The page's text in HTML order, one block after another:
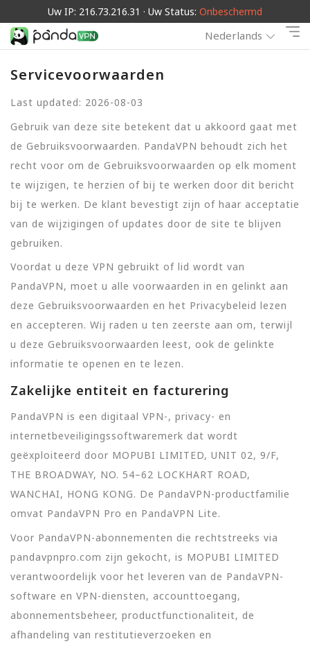
Uw IP: 216.73.216.31 · Uw Status: Onbeschermd
Nederlands
Servicevoorwaarden
Last updated: 2026-08-03
Gebruik van deze site betekent dat u akkoord gaat met
de Gebruiksvoorwaarden. PandaVPN behoudt zich het
recht voor om de Gebruiksvoorwaarden op elk moment
te wijzigen, te herzien of bij te werken door dit bericht
bij te werken. De klant bevestigt zijn of haar acceptatie
van de wijzigingen of updates door de site te blijven
gebruiken.
Voordat u deze VPN gebruikt of lid wordt van
PandaVPN, moet u alle voorwaarden in en gelinkt aan
deze Gebruiksvoorwaarden en het Privacybeleid lezen
en accepteren. Wij raden u ten zeerste aan om, terwijl
u deze Gebruiksvoorwaarden leest, ook de gelinkte
informatie te openen en te lezen.
Zakelijke entiteit en facturering
PandaVPN is een digitaal VPN-, privacy- en
internetbeveiligingssoftwaremerk dat wordt
geëxploiteerd door MOPUBI LIMITED, UNIT 02, 9/F,
THE BROADWAY, NO. 54–62 LOCKHART ROAD,
WANCHAI, HONG KONG. De PandaVPN-productfamilie
omvat PandaVPN Pro en PandaVPN Lite.
Voor PandaVPN-abonnementen die rechtstreeks via
pandavpnpro.com zijn gekocht, is MOPUBI LIMITED
verantwoordelijk voor het leveren van de PandaVPN-
software en VPN-diensten, accounttoegang,
abonnementsbeheer, productfunctionaliteit, de
afhandeling van restitutieverzoeken en